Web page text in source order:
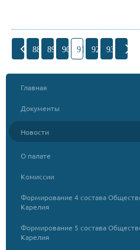
88 89 90 91 92 93
Главная
Документы
Новости
О палате
Комиссии
Формирование 4 состава
Карелия
Формирование 5 состава
Карелия